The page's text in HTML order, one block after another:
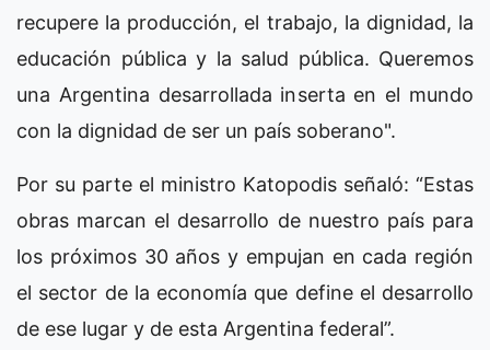
recupere la producción, el trabajo, la dignidad, la
educación pública y la salud pública. Queremos
una Argentina desarrollada inserta en el mundo
con la dignidad de ser un país soberano".
Por su parte el ministro Katopodis señaló: “Estas
obras marcan el desarrollo de nuestro país para
los próximos 30 años y empujan en cada región
el sector de la economía que define el desarrollo
de ese lugar y de esta Argentina federal”.